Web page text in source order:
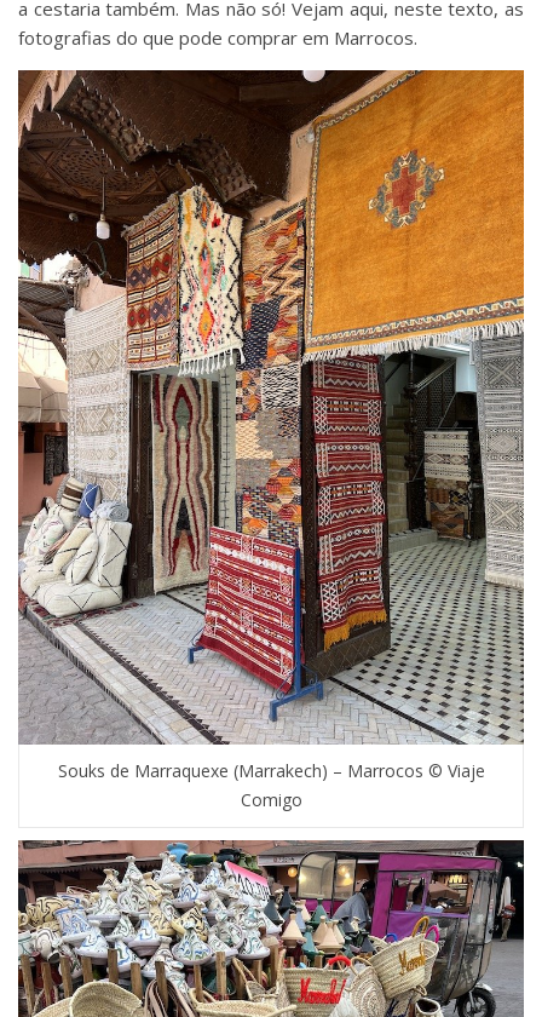
a cestaria também. Mas não só! Vejam aqui, neste texto, as
fotografias do que pode comprar em Marrocos.
Souks de Marraquexe (Marrakech) – Marrocos © Viaje
Comigo